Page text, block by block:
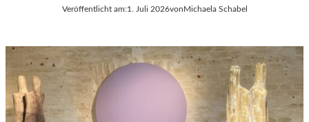
Veröffentlicht am:1. Juli 2026vonMichaela Schabel